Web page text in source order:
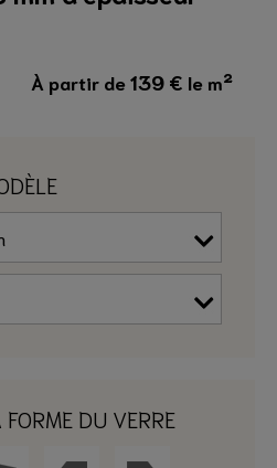
À partir de139 € le m²
DU VERRE